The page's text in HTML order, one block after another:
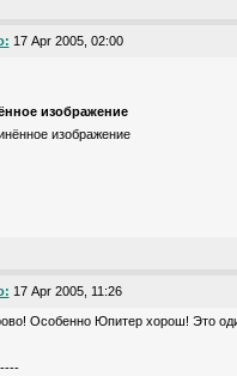
17 Apr 2005, 02:00
изображение
17 Apr 2005, 11:26
Особенно Юпитер хорош! Это